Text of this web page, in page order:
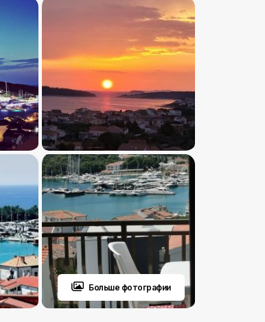
Больше фотографии